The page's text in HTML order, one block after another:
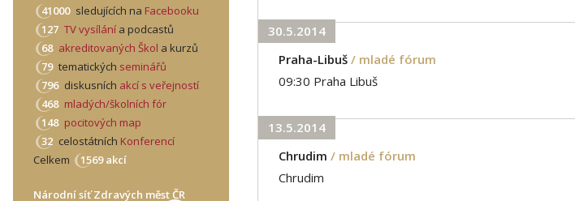
41000 sledujících na Facebooku
127 TV vysílání a podcastů
68 akreditovaných Škol a kurzů
79 tematických seminářů
796 diskusních akcí s veřejností
468 mladých/školních fór
148 pocitových map
32 celostátních Konferencí
Celkem
1569 akcí
Národní síť Zdravých měst ČR
30.5.2014
Praha-Libuš / mladé fórum
09:30 Praha Libuš
13.5.2014
Chrudim / mladé fórum
Chrudim